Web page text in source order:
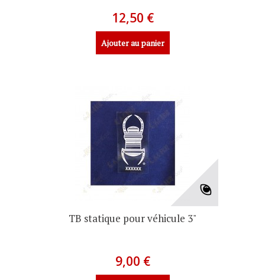
12,50 €
Ajouter au panier
TB statique pour véhicule 3"
9,00 €